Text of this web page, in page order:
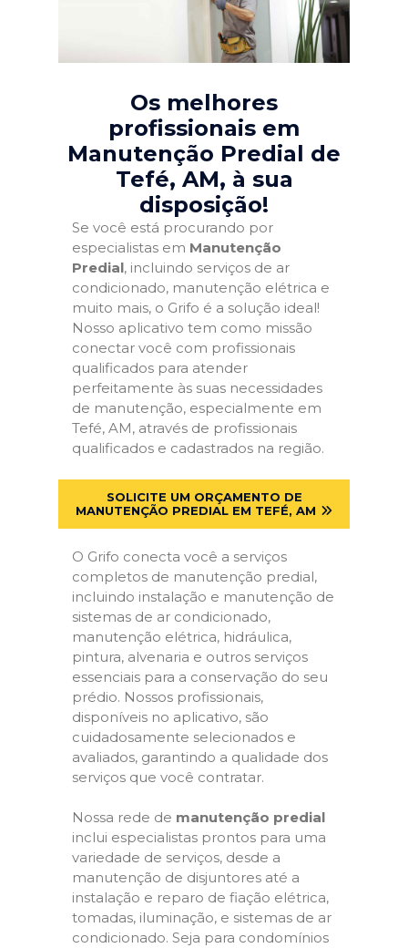
Os melhores
profissionais em
Manutenção Predial de
Tefé, AM, à sua
disposição!
Se você está procurando por
especialistas em Manutenção
Predial, incluindo serviços de ar
condicionado, manutenção elétrica e
muito mais, o Grifo é a solução ideal!
Nosso aplicativo tem como missão
conectar você com profissionais
qualificados para atender
perfeitamente às suas necessidades
de manutenção, especialmente em
Tefé, AM, através de profissionais
qualificados e cadastrados na região.
SOLICITE UM ORÇAMENTO DE
MANUTENÇÃO PREDIAL EM TEFÉ, AM
O Grifo conecta você a serviços
completos de manutenção predial,
incluindo instalação e manutenção de
sistemas de ar condicionado,
manutenção elétrica, hidráulica,
pintura, alvenaria e outros serviços
essenciais para a conservação do seu
prédio. Nossos profissionais,
disponíveis no aplicativo, são
cuidadosamente selecionados e
avaliados, garantindo a qualidade dos
serviços que você contratar.
Nossa rede de manutenção predial
inclui especialistas prontos para uma
variedade de serviços, desde a
manutenção de disjuntores até a
instalação e reparo de fiação elétrica,
tomadas, iluminação, e sistemas de ar
condicionado. Seja para condomínios